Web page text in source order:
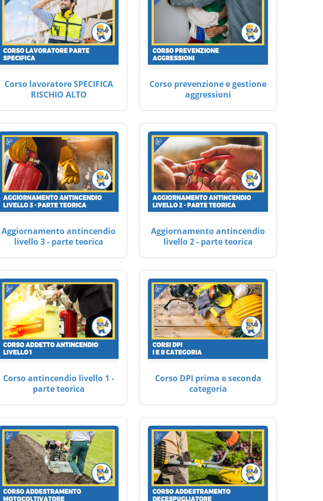
Corso lavoratore SPECIFICA
RISCHIO ALTO
Corso prevenzione e gestione
aggressioni
Aggiornamento antincendio
livello 3 - parte teorica
Aggiornamento antincendio
livello 2 - parte teorica
Corso antincendio livello 1 -
parte teorica
Corso DPI prima e seconda
categoria